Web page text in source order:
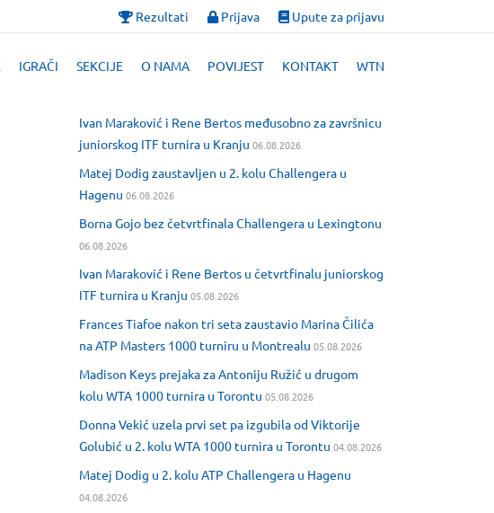
Rezultati Prijava Upute za prijavu
IGRAČI SEKCIJE O NAMA POVIJEST KONTAKT WTN
Ivan Maraković i Rene Bertos međusobno za završnicu
juniorskog ITF turnira u Kranju 06.08.2026
Matej Dodig zaustavljen u 2. kolu Challengera u
Hagenu 06.08.2026
Borna Gojo bez četvrtfinala Challengera u Lexingtonu
06.08.2026
Ivan Maraković i Rene Bertos u četvrtfinalu juniorskog
ITF turnira u Kranju 05.08.2026
Frances Tiafoe nakon tri seta zaustavio Marina Čilića
na ATP Masters 1000 turniru u Montrealu 05.08.2026
Madison Keys prejaka za Antoniju Ružić u drugom
kolu WTA 1000 turnira u Torontu 05.08.2026
Donna Vekić uzela prvi set pa izgubila od Viktorije
Golubić u 2. kolu WTA 1000 turnira u Torontu 04.08.2026
Matej Dodig u 2. kolu ATP Challengera u Hagenu
04.08.2026